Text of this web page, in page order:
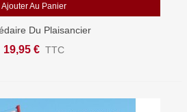
Ajouter Au Panier
Du Plaisancier
19,95 € TTC